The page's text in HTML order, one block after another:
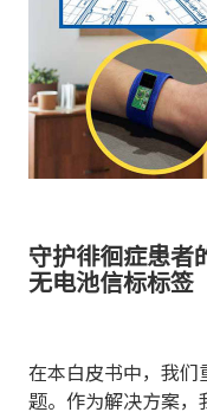
守护徘徊症患者
无电池‌信标标签
在本白皮书中，我们
题。作为解决方案